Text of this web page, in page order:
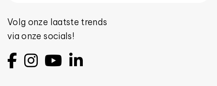
Volg onze laatste trends
via onze socials!